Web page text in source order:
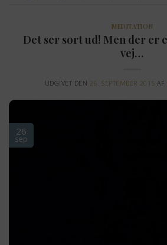
MEDITATION
Det ser sort ud! Men der er
vej…
UDGIVET DEN 26. SEPTEMBER 2015 AF
26
sep